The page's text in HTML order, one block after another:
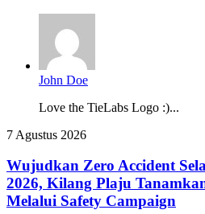
John Doe
Love the TieLabs Logo :)...
Wujudkan
Accident
Selama
Pit
Stop
7 Agustus 2026
Wujudkan Zero Accident
2026, Kilang Plaju
Melalui Safety Campaign